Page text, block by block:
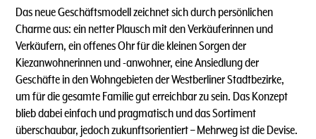
Das neue Geschäftsmodell zeichnet sich durch persönlichen
Charme aus: ein netter Plausch mit den Verkäuferinnen und
Verkäufern, ein offenes Ohr für die kleinen Sorgen der
Kiezanwohnerinnen und -anwohner, eine Ansiedlung der
Geschäfte in den Wohngebieten der Westberliner Stadtbezirke,
um für die gesamte Familie gut erreichbar zu sein. Das Konzept
blieb dabei einfach und pragmatisch und das Sortiment
überschaubar, jedoch zukunftsorientiert – Mehrweg ist die Devise.